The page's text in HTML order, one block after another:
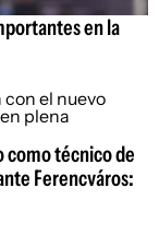
en la
como técnico de
Ferencváros: